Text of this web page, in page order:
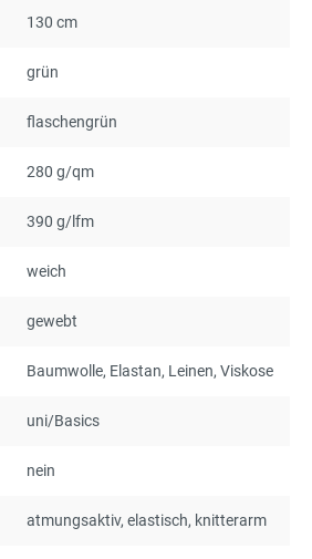
130 cm
grün
flaschengrün
280 g/qm
390 g/lfm
weich
gewebt
Baumwolle, Elastan, Leinen, Viskose
uni/Basics
nein
atmungsaktiv, elastisch, knitterarm